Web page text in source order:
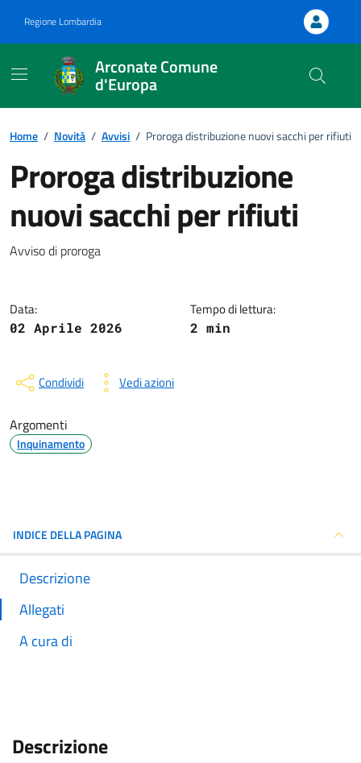
Regione Lombardia
Arconate Comune
d'Europa
Home / Novità / Avvisi / Proroga distribuzione nuovi sacchi per rifiuti
Proroga distribuzione
nuovi sacchi per rifiuti
Avviso di proroga
Data:
02 Aprile 2026
Tempo di lettura:
2 min
Condividi Vedi azioni
Argomenti
Inquinamento
INDICE DELLA PAGINA
Descrizione
Allegati
A cura di
Descrizione